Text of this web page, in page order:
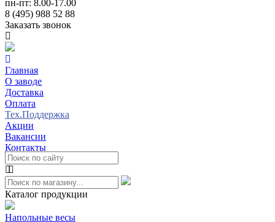
пн-пт: 8.00-17.00
8 (495) 988 52 88
Заказать звонок
Главная
О заводе
Доставка
Оплата
Тех.Поддержка
Акции
Вакансии
Контакты
Каталог продукции
Напольные весы